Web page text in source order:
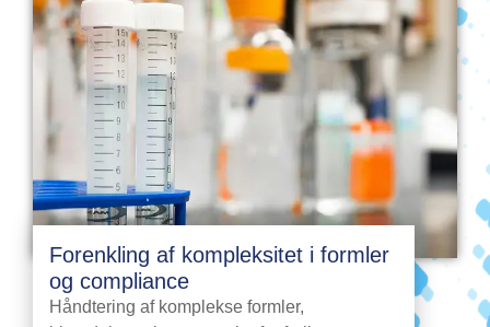
Forenkling af kompleksitet i formler
og compliance
Håndtering af komplekse formler,